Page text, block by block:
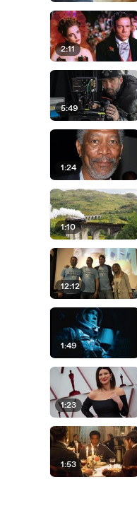
2:11
5:49
1:24
1:10
12:12
1:49
1:23
1:53